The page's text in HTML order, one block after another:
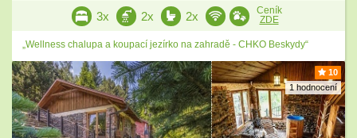
3x 2x 2x
Ceník
ZDE
„Wellness chalupa a koupací jezírko na zahradě - CHKO Beskydy“
10
1 hodnocení